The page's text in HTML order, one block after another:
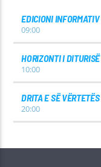
EDICIONI INFORMATIV
09:00
HORIZONTI I DITURISË
10:00
DRITA E SË VËRTETËS
20:00